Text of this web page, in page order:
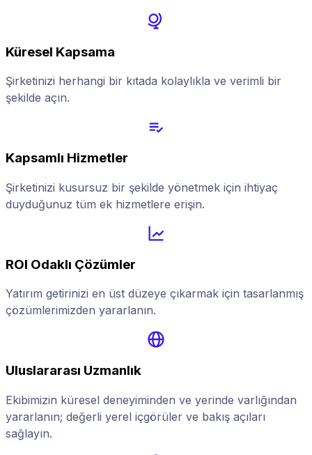
Küresel Kapsama
Şirketinizi herhangi bir kıtada kolaylıkla ve verimli bir
şekilde açın.
Kapsamlı Hizmetler
Şirketinizi kusursuz bir şekilde yönetmek için ihtiyaç
duyduğunuz tüm ek hizmetlere erişin.
ROI Odaklı Çözümler
Yatırım getirinizi en üst düzeye çıkarmak için tasarlanmış
çözümlerimizden yararlanın.
Uluslararası Uzmanlık
Ekibimizin küresel deneyiminden ve yerinde varlığından
yararlanın; değerli yerel içgörüler ve bakış açıları
sağlayın.